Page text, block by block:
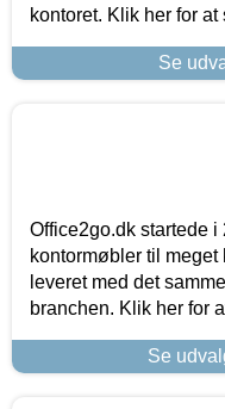
kontoret. Klik her for
Se
Office2go.dk startede i
kontormøbler til
leveret med det
branchen. Klik her for
Se